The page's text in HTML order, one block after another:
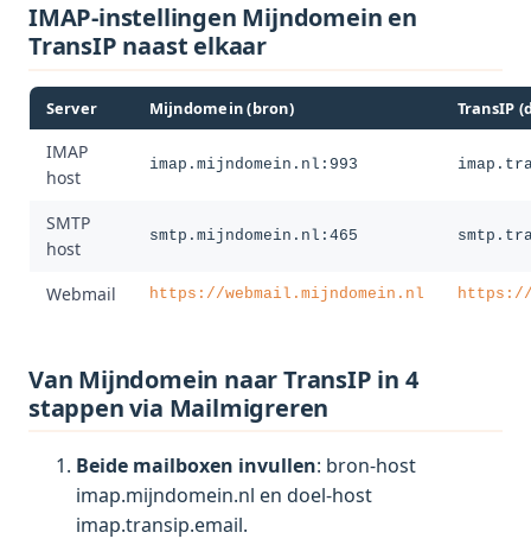
IMAP-instellingen Mijndomein en
TransIP naast elkaar
Server Mijndomein (bron) TransIP
IMAP
host
imap.mijndomein.nl:993
SMTP
host
smtp.mijndomein.nl:465
Webmail https://webmail.mijndomein.nl https://
Van Mijndomein naar TransIP in 4
stappen via Mailmigreren
Beide mailboxen invullen: bron-host
imap.mijndomein.nl en doel-host
imap.transip.email.